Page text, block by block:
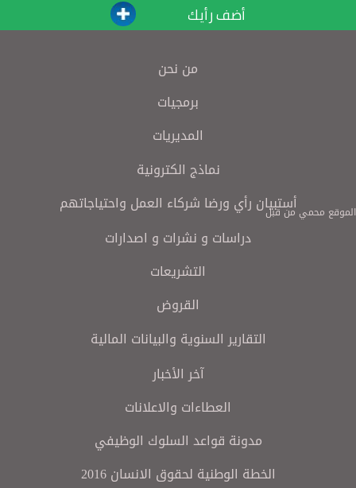
أضف رأيك
من نحن
برمجيات
المديريات
نماذج الكترونية
أستبيان رأي ورضا شركاء العمل واحتياجاتهم
دراسات و نشرات و اصدارات
التشريعات
القروض
التقارير السنوية والبيانات المالية
آخر الأخبار
العطاءات والاعلانات
مدونة قواعد السلوك الوظيفي
الخطة الوطنية لحقوق الانسان 2016
الموقع محمي من قبل